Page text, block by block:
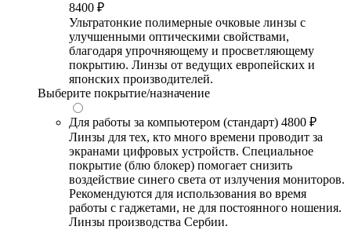
8400 ₽
Ультратонкие полимерные очковые линзы с
улучшенными оптическими свойствами,
благодаря упрочняющему и просветляющему
покрытию. Линзы от ведущих европейских и
японских производителей.
Выберите покрытие/назначение
Для работы за компьютером (стандарт) 4800 ₽
Линзы для тех, кто много времени проводит за
экранами цифровых устройств. Специальное
покрытие (блю блокер) помогает снизить
воздействие синего света от излучения мониторов.
Рекомендуются для использования во время
работы с гаджетами, не для постоянного ношения.
Линзы производства Сербии.